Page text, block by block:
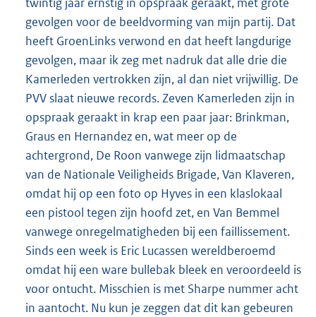
gevolgen voor de beeldvorming van mijn partij. Dat
heeft GroenLinks verwond en dat heeft langdurige
gevolgen, maar ik zeg met nadruk dat alle drie die
Kamerleden vertrokken zijn, al dan niet vrijwillig. De
PVV slaat nieuwe records. Zeven Kamerleden zijn in
opspraak geraakt in krap een paar jaar: Brinkman,
Graus en Hernandez en, wat meer op de
achtergrond, De Roon vanwege zijn lidmaatschap
van de Nationale Veiligheids Brigade, Van Klaveren,
omdat hij op een foto op Hyves in een klaslokaal
een pistool tegen zijn hoofd zet, en Van Bemmel
vanwege onregelmatigheden bij een faillissement.
Sinds een week is Eric Lucassen wereldberoemd
omdat hij een ware bullebak bleek en veroordeeld is
voor ontucht. Misschien is met Sharpe nummer acht
in aantocht. Nu kun je zeggen dat dit kan gebeuren